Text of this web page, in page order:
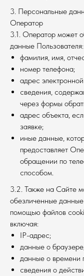
3. Персональные
Оператор
3.1. Оператор может
данные Пользователя:
фамилия, имя,
номер телефона;
адрес
сведения,
через формы
адрес объекта,
заявке;
иные данные,
предоставляет
обращении по
способом.
3.2. Также на Сайте
обезличенные
помощью файлов
включая:
IP-адрес;
данные о
данные о времени
сведения о